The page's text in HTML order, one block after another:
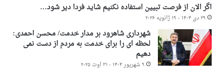
اگر الان از فرصت تبیین استفاده نکنیم شاید فردا دیر شود…
۲۹ دی ۱۴۰۴ - ۱۹ ژانویه ۲۰۲۶
شهرداری شاهرود بر مدار خدمت/ محسن احمدی:
لحظه ای را برای خدمت به مردم از دست نمی
دهیم
۹ شهریور ۱۴۰۴ - ۳۱ اوت ۲۰۲۵